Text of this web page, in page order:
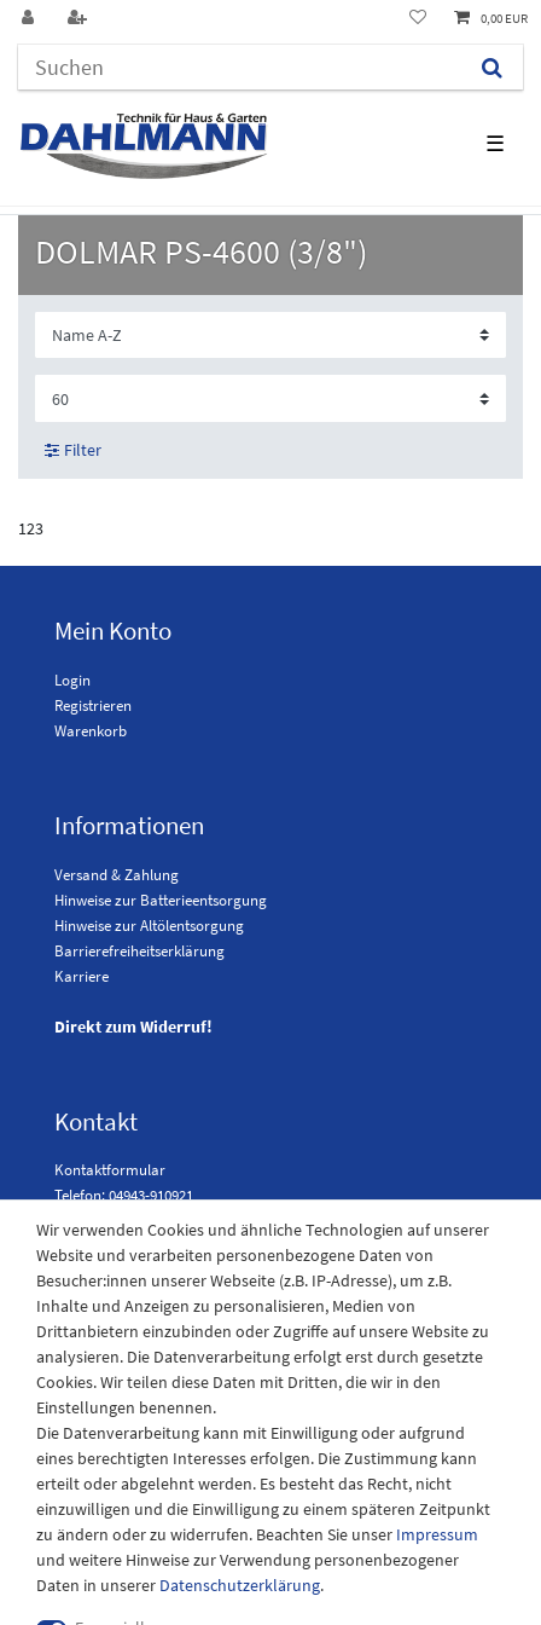
☰
0,00 EUR
DOLMAR PS-4600 (3/8")
Filter
123
Mein Konto
Login
Registrieren
Warenkorb
Informationen
Versand & Zahlung
Hinweise zur Batterieentsorgung
Hinweise zur Altölentsorgung
Barrierefreiheitserklärung
Karriere
Direkt zum Widerruf!
Kontakt
Kontaktformular
Telefon: 04943-910921
Laden Öffnungszeiten
Montag - Freitag
08:30 - 12:30 und 13.00 - 17.30 Uhr
Samstags
08:30 bis 12:30 Uhr
Wir verwenden Cookies und ähnliche Technologien auf unserer
Website und verarbeiten personenbezogene Daten von
Besucher:innen unserer Webseite (z.B. IP-Adresse), um z.B.
Inhalte und Anzeigen zu personalisieren, Medien von
Drittanbietern einzubinden oder Zugriffe auf unsere Website zu
analysieren. Die Datenverarbeitung erfolgt erst durch gesetzte
Cookies. Wir teilen diese Daten mit Dritten, die wir in den
Einstellungen benennen.
Die Datenverarbeitung kann mit Einwilligung oder aufgrund
eines berechtigten Interesses erfolgen. Die Zustimmung kann
erteilt oder abgelehnt werden. Es besteht das Recht, nicht
einzuwilligen und die Einwilligung zu einem späteren Zeitpunkt
zu ändern oder zu widerrufen. Beachten Sie unser Impressum
und weitere Hinweise zur Verwendung personenbezogener
Daten in unserer Daten­schutz­erklärung.